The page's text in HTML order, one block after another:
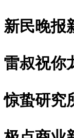
新民晚报
雷叔祝你
惊蛰研究